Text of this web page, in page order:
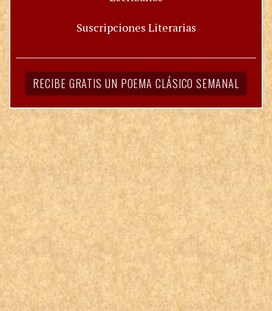
Suscripciones Literarias
RECIBE GRATIS UN POEMA CLÁSICO SEMANAL